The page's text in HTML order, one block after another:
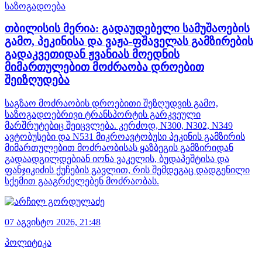
საზოგადოება
თბილისის მერია: გადაუდებელი სამუშაოების
გამო, პეკინისა და ვაჟა-ფშაველას გამზირების
გადაკვეთიდან ჟვანიას მოედნის
მიმართულებით მოძრაობა დროებით
შეიზღუდება
საგზაო მოძრაობის დროებითი შეზღუდვის გამო,
საზოგადოებრივი ტრანსპორტის გარკვეული
მარშრუტებიც შეიცვლება. კერძოდ, N300, N302, N349
ავტობუსები და N531 მიკროავტობუსი პეკინის გამზირის
მიმართულებით მოძრაობისას ყაზბეგის გამზირიდან
გადაადგილდებიან იონა ვაკელის, ბუდაპეშტისა და
ფანჯიკიძის ქუჩების გავლით, რის შემდეგაც დადგენილი
სქემით გააგრძელებენ მოძრაობას.
07 აგვისტო 2026, 21:48
პოლიტიკა